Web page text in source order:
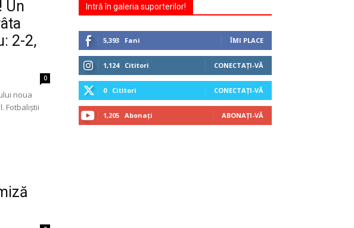
Un
2-2,
0
noua
Fotbaliştii
Intră în galeria suporterilor!
5,393 Fani ÎMI PLACE
1,124 Cititori CONECTAȚI-VĂ
0 Cititori CONECTAȚI-VĂ
1,205 Abonați ABONAȚI-VĂ